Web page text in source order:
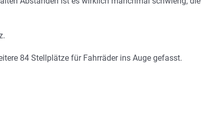
84 Stellplätze für Fahrräder ins Auge gefasst.